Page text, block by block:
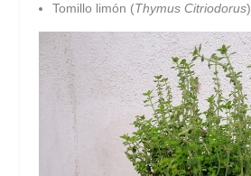
Tomillo limón (Thymus Citriodorus)